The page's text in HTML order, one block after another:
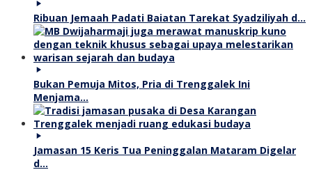
Ribuan Jemaah Padati Baiatan Tarekat Syadziliyah d…
Bukan Pemuja Mitos, Pria di Trenggalek Ini
Menjama…
Jamasan 15 Keris Tua Peninggalan Mataram Digelar
d…